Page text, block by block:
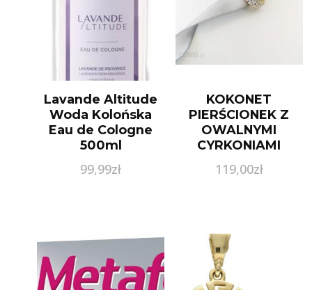
Lavande Altitude
Woda Kolońska
Eau de Cologne
500ml
99,99zł
KOKONET
PIERŚCIONEK Z
OWALNYMI
CYRKONIAMI
POZŁACANY
119,00zł